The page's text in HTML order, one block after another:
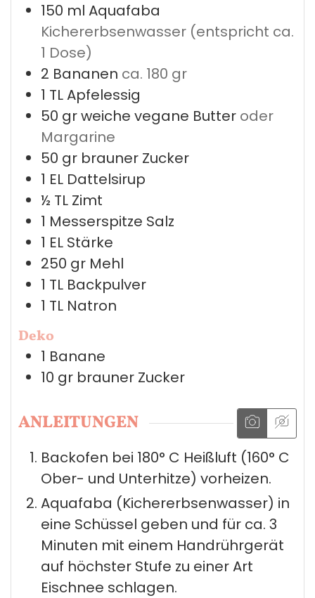
150 ml Aquafaba
Kichererbsenwasser (entspricht ca.
1 Dose)
2 Bananen ca. 180 gr
1 TLApfelessig
50 grweiche vegane Butter oder
Margarine
50 gr brauner Zucker
1 EL Dattelsirup
½ TL Zimt
1 Messerspitze Salz
1 EL Stärke
250 gr Mehl
1 TL Backpulver
1 TL Natron
Deko
1 Banane
10 gr brauner Zucker
ANLEITUNGEN
Backofen bei 180° C Heißluft (160° C
Ober- und Unterhitze) vorheizen.
Aquafaba (Kichererbsenwasser) in
eine Schüssel geben und für ca. 3
Minuten mit einem Handrührgerät
auf höchster Stufe zu einer Art
Eischnee schlagen.